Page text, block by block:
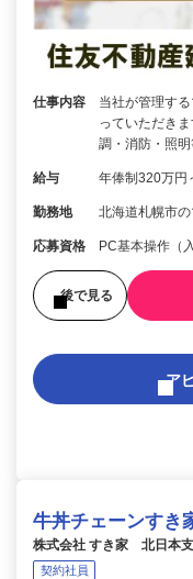
仕事内容
当社が管理す
っていただき
調・消防・照
給与 年俸制320万円
勤務地 北海道札幌市
応募資格 PC基本操作（
後で見る
ア
牛丼チェーンすき
株式会社 すき家 北日本
契約社員